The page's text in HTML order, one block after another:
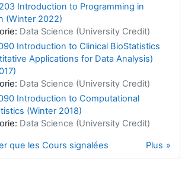
Introduction to Programming in
(Winter 2022)
Data Science (University Credit)
Introduction to Clinical BioStatistics
Applications for Data Analysis)
Data Science (University Credit)
Introduction to Computational
(Winter 2018)
Data Science (University Credit)
Plus
que les Cours signalées